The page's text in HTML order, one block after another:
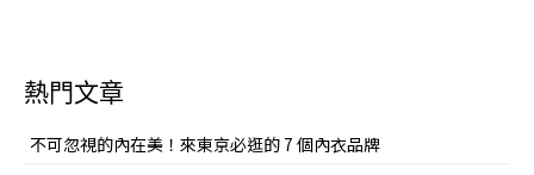
熱門文章
不可忽視的內在美！來東京必逛的 7 個內衣品牌